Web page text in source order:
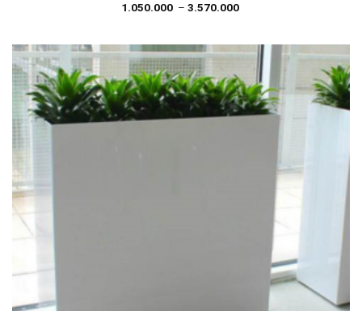
1.050.000 – 3.570.000